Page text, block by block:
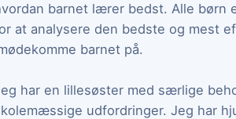
barnet lærer bedst. Alle børn
at analysere den bedste og mest
barnet på.
har en lillesøster med særlige
udfordringer. Jeg har